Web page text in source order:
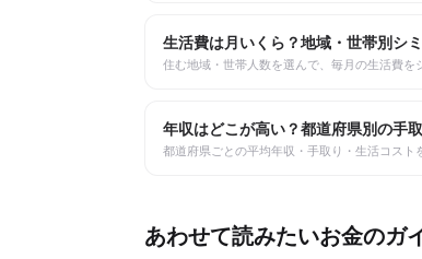
生活費は月いくら？地域・世帯別シ
住む地域・世帯人数を選んで、毎月の生活費を
年収はどこが高い？都道府県別の手
都道府県ごとの平均年収・手取り・生活コスト
あわせて読みたいお金のガ